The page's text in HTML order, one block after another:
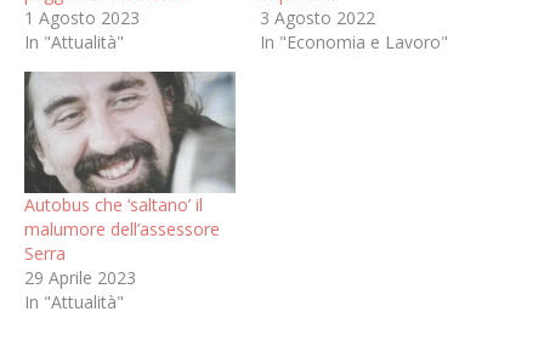
1 Agosto 2023
In "Attualità"
3 Agosto 2022
In "Economia e Lavoro"
Autobus che ‘saltano’ il
malumore dell’assessore
Serra
29 Aprile 2023
In "Attualità"